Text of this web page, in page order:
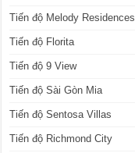
Tiến độ Melody Residences
Tiến độ Florita
Tiến độ 9 View
Tiến độ Sài Gòn Mia
Tiến độ Sentosa Villas
Tiến độ Richmond City